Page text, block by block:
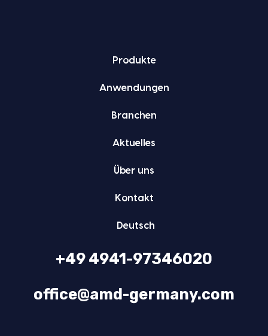
Pro­duk­te
Anwen­dun­gen
Bran­chen
Aktu­el­les
Über uns
Kon­takt
Deutsch
+49 4941-97346020
office@amd-germany.com